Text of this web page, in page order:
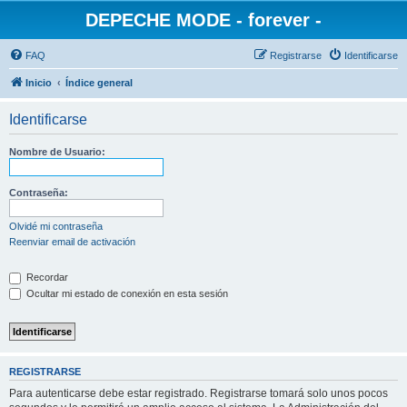
DEPECHE MODE - forever -
FAQ Identificarse
Registrarse
Inicio Índice general
Identificarse
Nombre de Usuario:
Contraseña:
Olvidé mi contraseña
Reenviar email de activación
Recordar
Ocultar mi estado de conexión en esta sesión
REGISTRARSE
Para autenticarse debe estar registrado. Registrarse tomará solo unos pocos